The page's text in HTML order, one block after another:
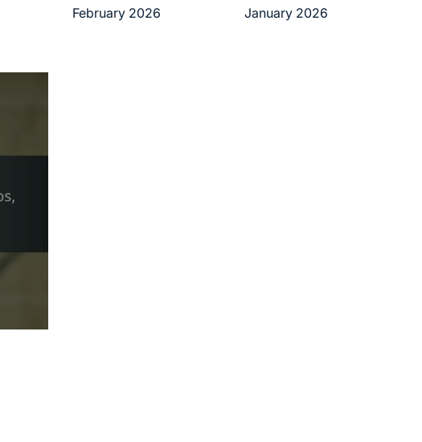
February 2026
January 2026